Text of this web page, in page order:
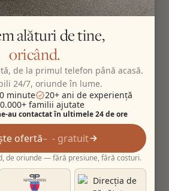
alături de tine,
oricând.
de la primul telefon până acasă.
24/7, oriunde în lume.
minute
20+ ani de experiență
familii ajutate
au contactat în ultimele 24 de ore
ofertă - gratuit
de oriunde — fără presiune, fără costuri.